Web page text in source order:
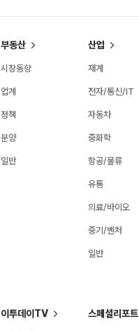
부동산
시장동향
업계
정책
분양
일반
산업
재계
전자/통신/IT
자동차
중화학
항공/물류
유통
의료/바이오
중기/벤처
일반
이투데이TV 스페셜리포트